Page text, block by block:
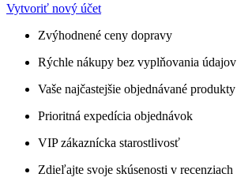
Vytvoriť nový účet
Zvýhodnené ceny dopravy
Rýchle nákupy bez vyplňovania údajov
Vaše najčastejšie objednávané produkty
Prioritná expedícia objednávok
VIP zákaznícka starostlivosť
Zdieľajte svoje skúsenosti v recenziach